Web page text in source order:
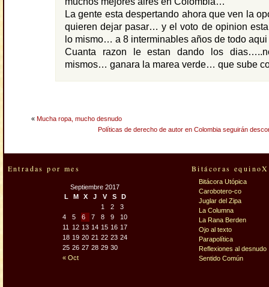
La gente esta despertando ahora que ven la
quieren dejar pasar… y el voto de opinion
lo mismo… a 8 interminables años de todo
Cuanta razon le estan dando los
mismos… ganara la marea verde… que sube
« Mucha ropa, mucho desnudo
Políticas de derecho de autor en Colombia seguirán
Entradas por mes
Septiembre 2017
L
M X J V S D
« Oct
1 2
3
4
5 6 7 8 9
10
11
12 13 14 15 16 17
18 19 20 21 22 23 24
25 26 27 28 29 30
Bitácoras
Bitácora Utópica
Carobotero-co
Juglar del Zipa
La Columna
La Rana Berden
Ojo al texto
Parapolítica
Reflexiones al desnudo
Sentido Común